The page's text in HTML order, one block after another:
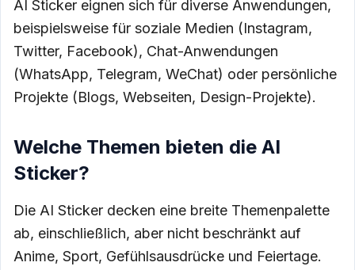
AI Sticker eignen sich für diverse Anwendungen,
beispielsweise für soziale Medien (Instagram,
Twitter, Facebook), Chat-Anwendungen
(WhatsApp, Telegram, WeChat) oder persönliche
Projekte (Blogs, Webseiten, Design-Projekte).
Welche Themen bieten die AI
Sticker?
Die AI Sticker decken eine breite Themenpalette
ab, einschließlich, aber nicht beschränkt auf
Anime, Sport, Gefühlsausdrücke und Feiertage.